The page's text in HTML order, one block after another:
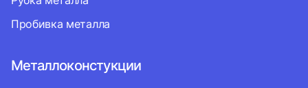
Пробивка металла
Металлоконстукции